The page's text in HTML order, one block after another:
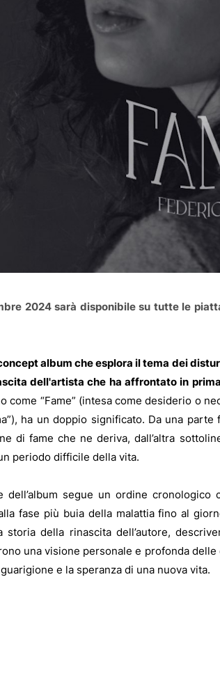
2024 sarà disponibile su tutte le
album che esplora il tema dei
dell'artista che ha affrontato in
come “Fame” (intesa come desiderio o
ha un doppio significato. Da una
di fame che ne deriva, dall’altra
periodo difficile della vita.
dell’album segue un ordine
fase più buia della malattia fino al
storia della rinascita dell’autore,
una visione personale e profonda
e la speranza di una nuova vita.